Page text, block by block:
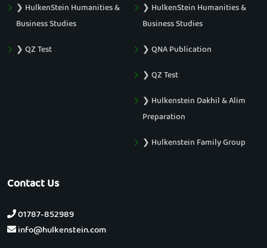
❯ HulkenStein Humanities &
Business Studies
❯ QZ Test
❯ HulkenStein Humanities &
Business Studies
❯ QNA Publication
❯ QZ Test
❯ Hulkenstein Dakhil & Alim
Preparation
❯ Hulkenstein Family Group
Contact Us
01787-852989
info@hulkenstein.com